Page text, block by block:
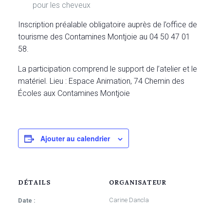
pour les cheveux
Inscription préalable obligatoire auprès de l’office de
tourisme des Contamines Montjoie au 04 50 47 01
58.
La participation comprend le support de l’atelier et le
matériel. Lieu : Espace Animation, 74 Chemin des
Écoles aux Contamines Montjoie
Ajouter au calendrier
DÉTAILS
Date :
ORGANISATEUR
Carine Dancla